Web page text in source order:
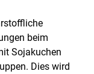
beim
Sojakuchen
Dies wird